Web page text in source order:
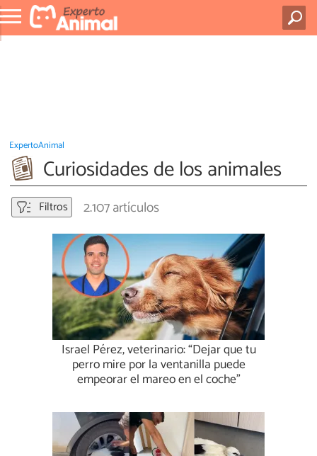
ExpertoAnimal
Curiosidades de los animales
Filtros 2.107 artículos
Israel Pérez, veterinario: “Dejar que tu
perro mire por la ventanilla puede
empeorar el mareo en el coche”